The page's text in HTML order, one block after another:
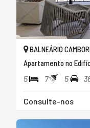
BALNEÁRIO
Apartamento no
5 7 5
Consulte-nos